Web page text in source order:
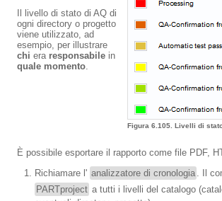
Il livello di stato di AQ di
ogni directory o progetto
viene utilizzato, ad
esempio, per illustrare
chi era responsabile in
quale momento.
Figura 6.105. Livelli di
È possibile esportare il rapporto come file PDF,
Richiamare l' analizzatore di cronologia . Il
PARTproject a tutti i livelli del catalogo